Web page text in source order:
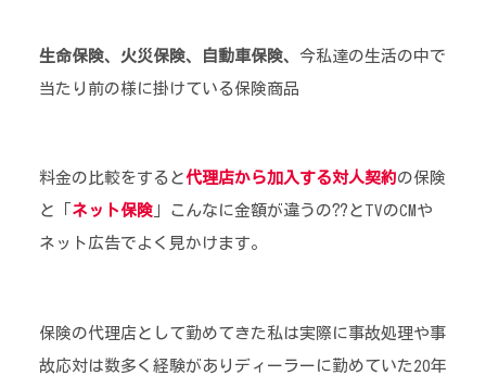
生命保険、火災保険、自動車保険、 今私達の生活の中で
当たり前の様に掛けている保険商品
料金の比較をすると代理店から加入する対人契約の保険
と「 ネット保険 」こんなに金額が違うの⁇とTVのCMや
ネット広告でよく見かけます。
保険の代理店として勤めてきた私は実際に事故処理や事
故応対は数多く経験がありディーラーに勤めていた20年